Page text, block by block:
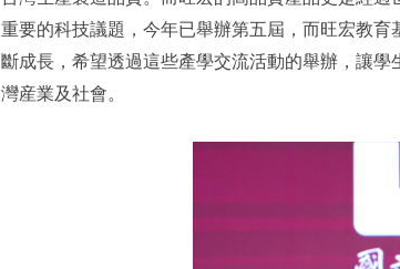
重要的科技議題，今年已舉辦第五屆，而旺宏教
斷成長，希望透過這些產學交流活動的舉辦，讓
灣産業及社會。